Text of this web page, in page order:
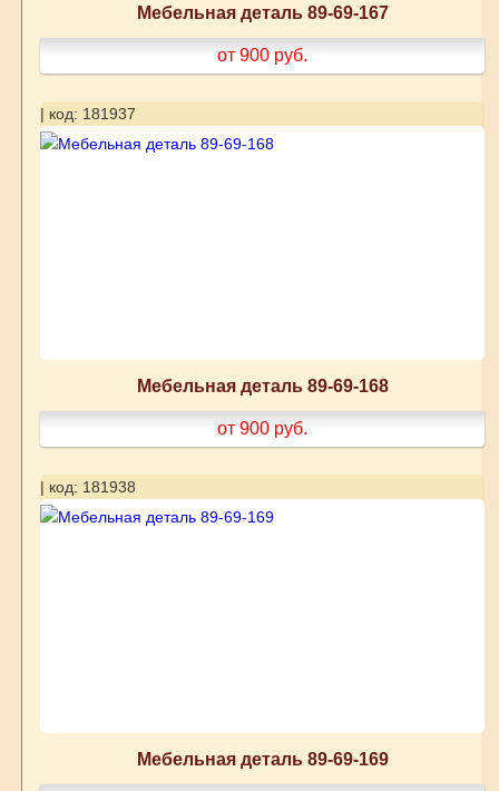
Мебельная деталь 89-69-167
от 900 руб.
| код: 181937
Мебельная деталь 89-69-168
от 900 руб.
| код: 181938
Мебельная деталь 89-69-169